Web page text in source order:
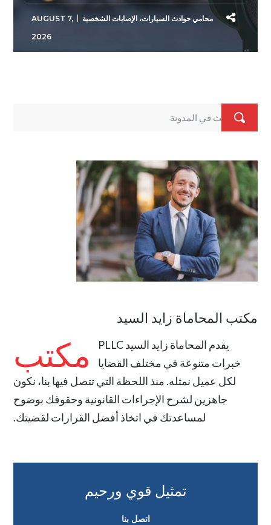
محامي حوادث السيارات، الإصابات الشخصية
AUGUST 7,
2026
مكتب المحاماة زايد السيد
يقدم مكتب
المحاماة زايد السيد PLLC
خبرات متنوعة في مختلف القضايا
لكل عميل نمثله. منذ اللحظة التي تتصل فيها بنا، نكون
جاهزين لشرح الإجراءات القانونية وحقوقك بوضوح
لمساعدتك في اتخاذ أفضل القرارات لقضيتك.
تمثيل قوي ورحيم
اتصل بنا